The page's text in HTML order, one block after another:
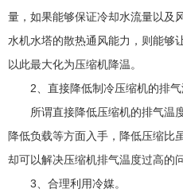
量，如果能够保证冷却水流量以及
水机水塔的散热通风能力，则能够
以此最大化为压缩机降温。
2、直接降低制冷压缩机的排气
所谓直接降低压缩机的排气温度
降低负载等方面入手，降低压缩比
却可以解决压缩机排气温度过高的问
3、合理利用冷媒。